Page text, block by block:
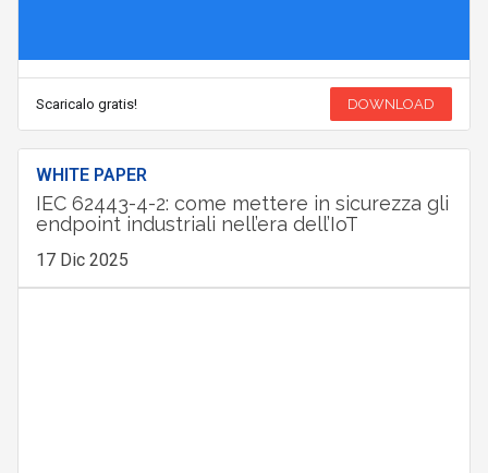
Scaricalo gratis! DOWNLOAD
WHITE PAPER
IEC 62443-4-2: come mettere in sicurezza gli
endpoint industriali nell’era dell’IoT
17 Dic 2025